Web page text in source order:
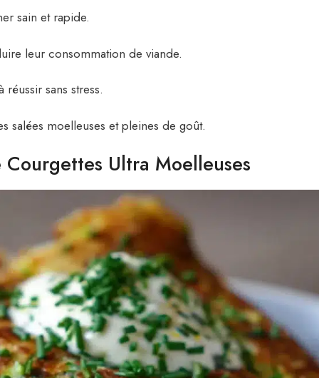
sain et rapide.
leur consommation de viande.
sans stress.
salées moelleuses et pleines de goût.
Ultra Moelleuses